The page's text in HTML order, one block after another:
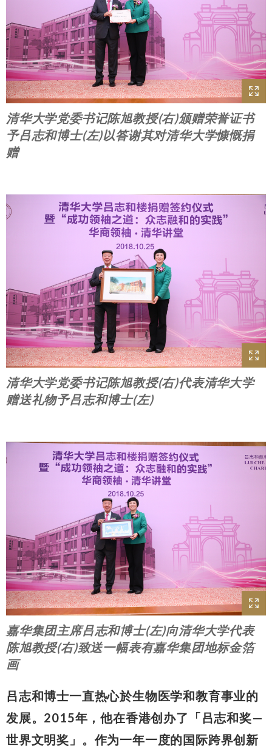
清华大学党委书记陈旭教授(右)颁赠荣誉证书
予吕志和博士(左)以答谢其对清华大学慷慨捐
赠
清华大学党委书记陈旭教授(右)代表清华大学
赠送礼物予吕志和博士(左)
嘉华集团主席吕志和博士(左)向清华大学代表
陈旭教授(右)致送一幅表有嘉华集团地标金箔
画
吕志和博士一直热心於生物医学和教育事业的
发展。2015年，他在香港创办了「吕志和奖—
世界文明奖」。作为一年一度的国际跨界创新